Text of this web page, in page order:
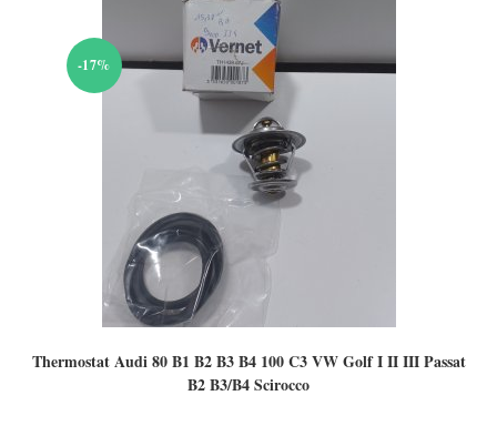
-17%
Thermostat Audi 80 B1 B2 B3 B4 100 C3 VW Golf I II III Passat
B2 B3/B4 Scirocco